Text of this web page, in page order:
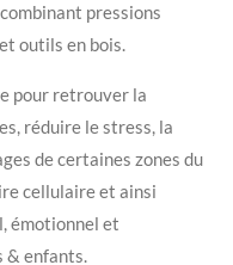
pressions
outils en bois.
pour retrouver la
réduire le stress, la
de certaines zones du
cellulaire et ainsi
émotionnel et
& enfants.